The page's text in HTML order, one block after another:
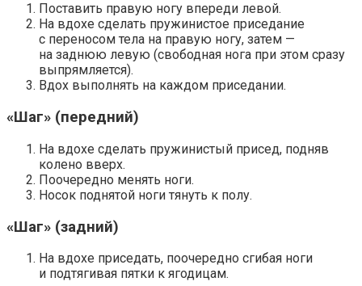
Поставить правую ногу впереди левой.
На вдохе сделать пружинистое приседание
с переносом тела на правую ногу, затем —
на заднюю левую (свободная нога при этом сразу
выпрямляется).
Вдох выполнять на каждом приседании.
«Шаг» (передний)
На вдохе сделать пружинистый присед, подняв
колено вверх.
Поочередно менять ноги.
Носок поднятой ноги тянуть к полу.
«Шаг» (задний)
На вдохе приседать, поочередно сгибая ноги
и подтягивая пятки к ягодицам.